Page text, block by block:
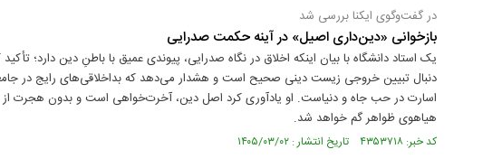
در گفت‌وگوی ایکنا بررسی شد
بازخوانی «دین‌داری اصیل» در آینه‌ حکمت صدرایی
یک استاد دانشگاه با بیان اینکه اخلاق در نگاه صدرایی، پیوندی عمیق با باطنِ دین دارد؛
دنبال تبیین خروجی زیست دینی صحیح است و هشدار می‌دهد که بد‌اخلاقی‌های رایج در
اسارت در حب جاه و دنیاست. او یادآوری کرد اصل دین، آخرت‌خواهی است و بدون هجرت از
هیاهوی ظواهر گم خواهد شد.
کد خبر: ۴۳۵۳۷۱۸ تاریخ انتشار : ۱۴۰۵/۰۳/۰۲